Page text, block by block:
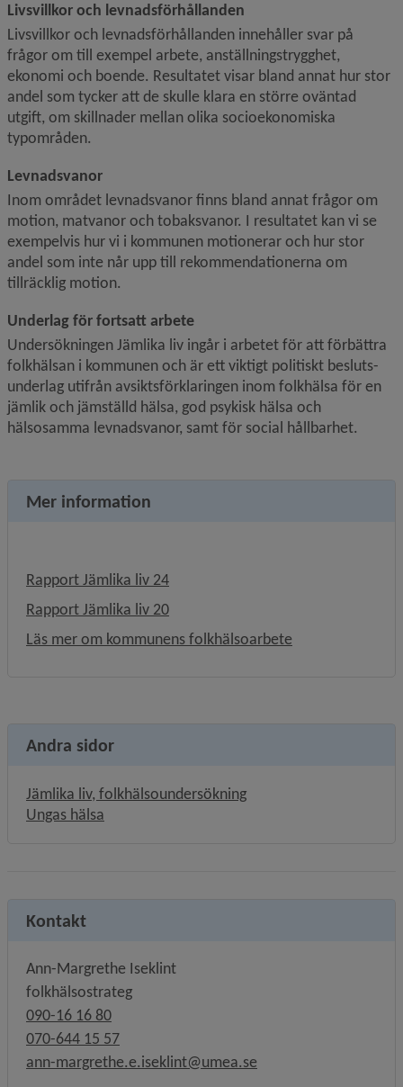
Livsvillkor och levnadsförhållanden
Livsvillkor och levnadsförhållanden innehåller svar på
frågor om till exempel arbete, anställningstrygghet,
ekonomi och boende. Resultatet visar bland annat hur stor
andel som tycker att de skulle klara en större oväntad
utgift, om skillnader mellan olika socioekonomiska
typområden.
Levnadsvanor
Inom området levnadsvanor finns bland annat frågor om
motion, matvanor och tobaksvanor. I resultatet kan vi se
exempelvis hur vi i kommunen motionerar och hur stor
andel som inte når upp till rekommendationerna om
tillräcklig motion.
Underlag för fortsatt arbete
Undersökningen Jämlika liv ingår i arbetet för att förbättra
folkhälsan i kommunen och är ett viktigt politiskt besluts­
underlag utifrån avsiktsförklaringen inom folkhälsa för en
jämlik och jämställd hälsa, god psykisk hälsa och
hälsosamma levnadsvanor, samt för social hållbarhet.
Mer information
Rapport Jämlika liv 24
Rapport Jämlika liv 20
Läs mer om kommunens folkhälsoarbete
Andra sidor
Jämlika liv, folkhälsoundersökning
Ungas hälsa
Kontakt
Ann-Margrethe Iseklint
folkhälsostrateg
090-16 16 80
070-644 15 57
ann-margrethe.e.iseklint@umea.se